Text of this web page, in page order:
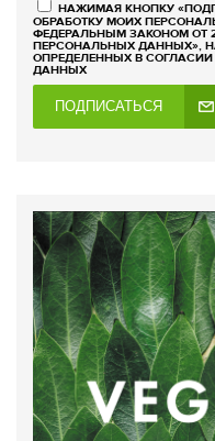
НАЖИМАЯ КНОПКУ
ОБРАБОТКУ МОИХ
ФЕДЕРАЛЬНЫМ ЗАКОНОМ ОТ
ПЕРСОНАЛЬНЫХ ДАННЫХ»,
ОПРЕДЕЛЕННЫХ В
ДАННЫХ
ПОДПИСАТЬСЯ